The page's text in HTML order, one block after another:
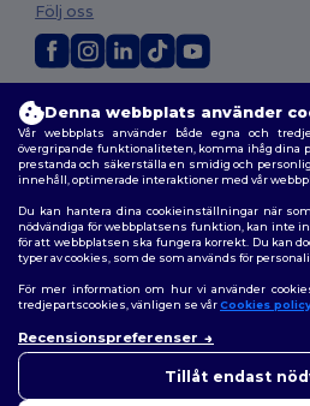
2026. Alla rättigheter
Allmänna Villkor| Anpassad policy |
|Karta över webbplatsen
Följ oss
Denna webbplats använder
Vår webbplats använder både egna och
övergripande funktionaliteten, komma ihåg dina
prestanda och säkerställa en smidig och
innehåll, optimerade interaktioner med vår
Du kan hantera dina cookieinställningar när
nödvändiga för webbplatsens funktion, kan inte
för att webbplatsen ska fungera korrekt. Du kan
typer av cookies, som de som används för
För mer information om hur vi använder
tredjepartscookies, vänligen se vårCookies policy
Recensionspreferenser
Tillåt endast